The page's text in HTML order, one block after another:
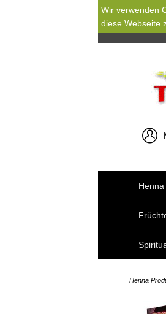
Wir verwenden
diese Webseite
Henna